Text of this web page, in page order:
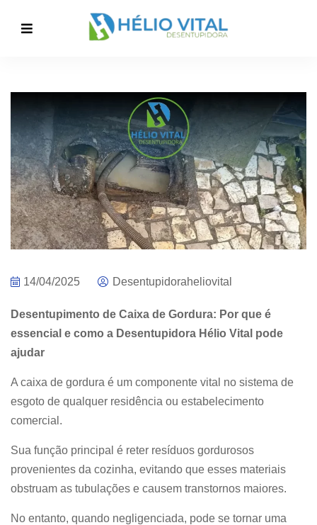
14/04/2025 Desentupidoraheliovital
Desentupimento de Caixa de Gordura: Por que é
essencial e como a Desentupidora Hélio Vital pode
ajudar
A caixa de gordura é um componente vital no sistema de
esgoto de qualquer residência ou estabelecimento
comercial.
Sua função principal é reter resíduos gordurosos
provenientes da cozinha, evitando que esses materiais
obstruam as tubulações e causem transtornos maiores.
No entanto, quando negligenciada, pode se tornar uma